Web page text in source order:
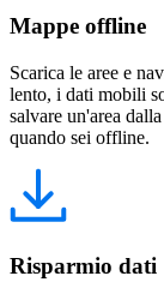
Mappe offline
Scarica le aree e
lento, i dati mobili
salvare un'area
quando sei offline.
Risparmio dati